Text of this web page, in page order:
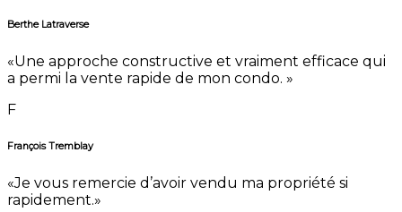
Berthe Latraverse
«Une approche constructive et vraiment efficace qui
a permi la vente rapide de mon condo. »
F
François Tremblay
«Je vous remercie d’avoir vendu ma propriété si
rapidement.»